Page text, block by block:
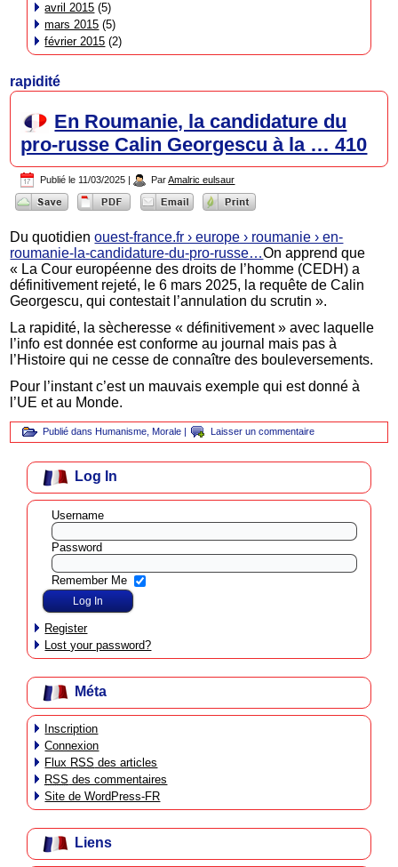
avril 2015 (5)
mars 2015 (5)
février 2015 (2)
rapidité
En Roumanie, la candidature du
pro-russe Calin Georgescu à la … 410
Publié le 11/03/2025 | Par Amalric eulsaur
Du quotidienouest-france.fr › europe › roumanie › en-
roumanie-la-candidature-du-pro-russe…On apprend que
« La Cour européenne des droits de l’homme (CEDH) a
définitivement rejeté, le 6 mars 2025, la requête de Calin
Georgescu, qui contestait l’annulation du scrutin ».
La rapidité, la sècheresse « définitivement » avec laquelle
l’info est donnée est conforme au journal mais pas à
l’Histoire qui ne cesse de connaître des bouleversements.
Pour l’instant c’est un mauvais exemple qui est donné à
l’UE et au Monde.
Publié dans Humanisme Morale | Laisser un commentaire
Log In
Username
Password
Remember Me
Register
Lost your password?
Méta
Inscription
Connexion
Flux RSS des articles
RSS des commentaires
Site de WordPress-FR
Liens